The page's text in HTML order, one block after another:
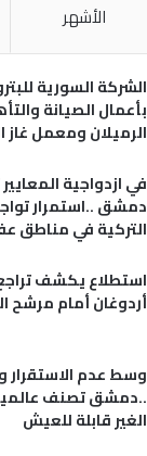
الأشهر
الشركة السورية
بأعمال الصيانة
الرميلان ومعمل غاز
في ازدواجية
دمشق ..استمرار
التركية في مناطق
استطلاع يكشف
أردوغان أمام مرشح
وسط عدم الاستقرار
..دمشق تصنف
الغير قابلة للعيش